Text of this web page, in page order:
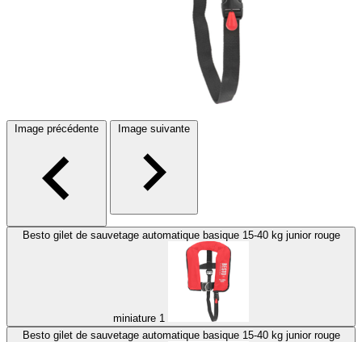
Image précédente Image suivante
Besto gilet de sauvetage automatique basique 15-40 kg junior rouge
miniature 1
Besto gilet de sauvetage automatique basique 15-40 kg junior rouge